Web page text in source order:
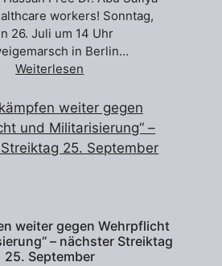
workers! Sonntag,
26. Juli um 14 Uhr
in Berlin…
Weiterlesen
weiter gegen Wehrpflicht
– nächster Streiktag
25. September